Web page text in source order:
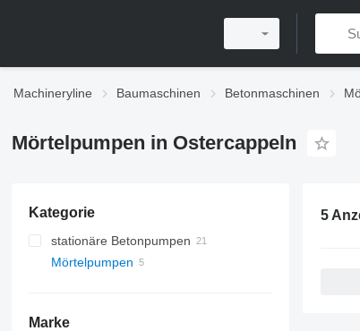
Machineryline Baumaschinen Betonmaschinen
Mörtelpumpen in Ostercappeln
Kategorie
stationäre Betonpumpen
Mörtelpumpen
Marke
5